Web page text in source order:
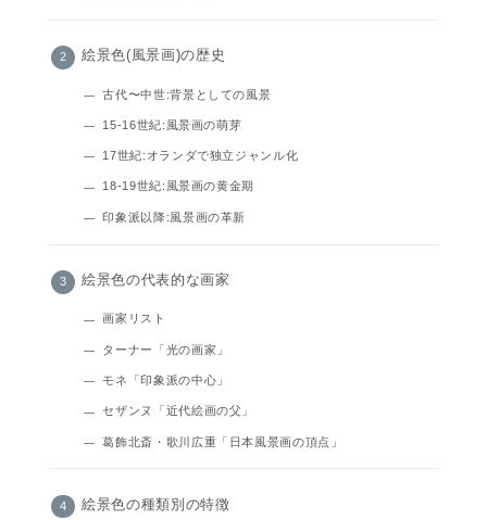
絵景色(風景画)の歴史
古代〜中世:背景としての風景
15-16世紀:風景画の萌芽
17世紀:オランダで独立ジャンル化
18-19世紀:風景画の黄金期
印象派以降:風景画の革新
絵景色の代表的な画家
画家リスト
ターナー「光の画家」
モネ「印象派の中心」
セザンヌ「近代絵画の父」
葛飾北斎・歌川広重「日本風景画の頂点」
絵景色の種類別の特徴